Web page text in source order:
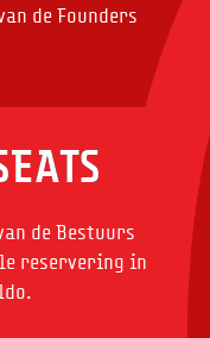
de Founders
de Bestuurs
reservering in